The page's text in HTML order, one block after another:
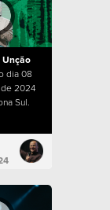
Unção
dia 08
2024
Sul.